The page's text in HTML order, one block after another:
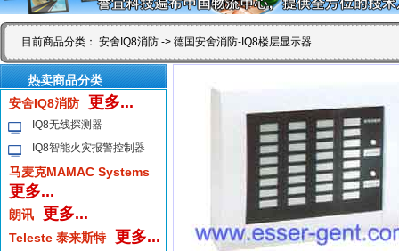
目前商品分类： 安舍IQ8消防 -> 德国安舍消防-IQ8楼层显示器
热卖商品分类
安舍IQ8消防
更多...
IQ8无线探测器
IQ8智能火灾报警控制器
马麦克MAMAC Systems
更多...
朗讯 更多...
Teleste 泰来斯特 更多...